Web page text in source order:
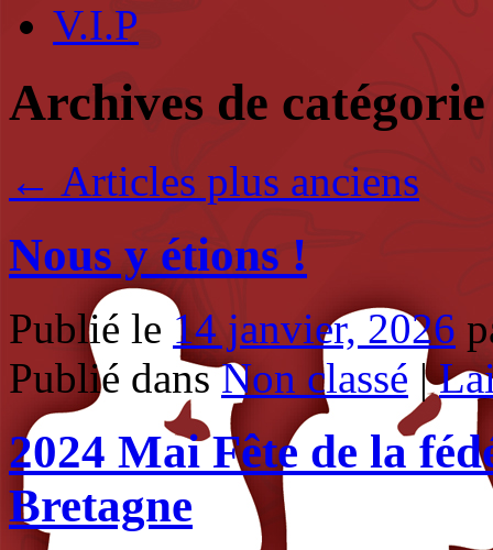
V.I.P
Archives de
← Articles plus anciens
Nous y étions !
Publié le 14 janvier, 2026
Publié dans Non classé |
2024 Mai Fête de la
Bretagne